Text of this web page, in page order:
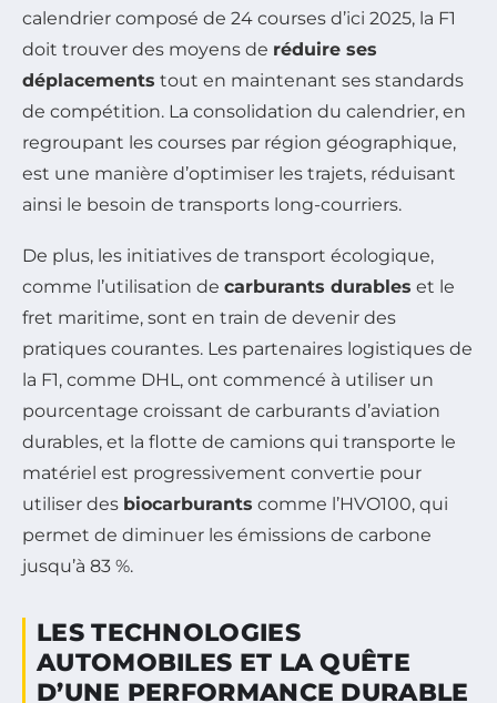
calendrier composé de 24 courses d’ici 2025, la F1
doit trouver des moyens de réduire ses
déplacements tout en maintenant ses standards
de compétition. La consolidation du calendrier, en
regroupant les courses par région géographique,
est une manière d’optimiser les trajets, réduisant
ainsi le besoin de transports long-courriers.
De plus, les initiatives de transport écologique,
comme l’utilisation de carburants durables et le
fret maritime, sont en train de devenir des
pratiques courantes. Les partenaires logistiques de
la F1, comme DHL, ont commencé à utiliser un
pourcentage croissant de carburants d’aviation
durables, et la flotte de camions qui transporte le
matériel est progressivement convertie pour
utiliser des biocarburants comme l’HVO100, qui
permet de diminuer les émissions de carbone
jusqu’à 83 %.
LES TECHNOLOGIES
AUTOMOBILES ET LA QUÊTE
D’UNE PERFORMANCE DURABLE